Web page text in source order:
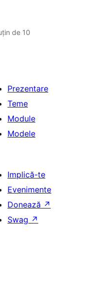
de 10
Prezentare
Teme
Module
Modele
Implică-te
Evenimente
Donează ↗
Swag ↗